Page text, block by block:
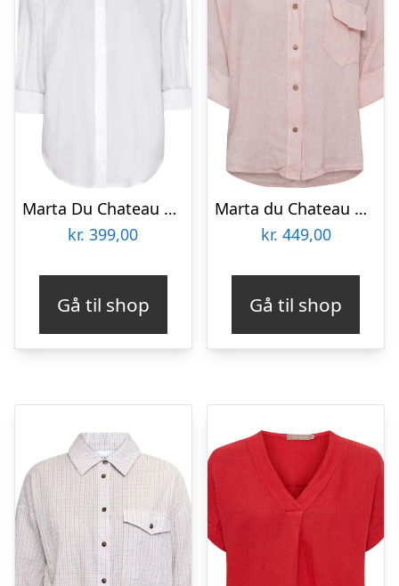
Marta Du Chateau dame skjorte 881381 – White
kr. 399,00
Gå til shop
Marta du Chateau dame skjorte MdcDaira 266152 – Cipria
kr. 449,00
Gå til shop